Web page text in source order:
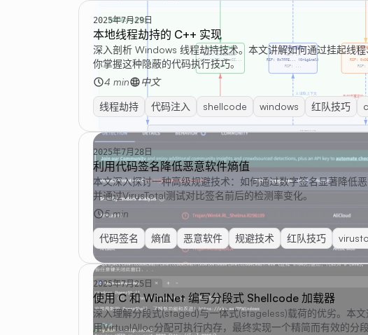
2025年7月29日
本地线程劫持的 C++ 实现
深入剖析 Windows 线程劫持技术。本文讲解如何通过挂起线
你掌握这种隐蔽的代码执行技巧。
4 min
中文
线程劫持 代码注入 shellcode windows 红队技巧
2025年7月28日
利用代码签名降低恶意软件熵值
本文深入探讨一种高级规避技术：如何通过数字签名显著降低
并通过VirusTotal测试对比签名前后的检测率变化。
5 min
代码签名 熵值 恶意软件 规避技术 红队技巧
2025年7月25日
使用 C 和 WinINet 编写分段式 Shellcode 加载器
深入理解分段式(staged)与一体式(stageless)载荷的优劣。本
用VirtualAlloc分配可执行内存，最终实现一个精简而有效的分